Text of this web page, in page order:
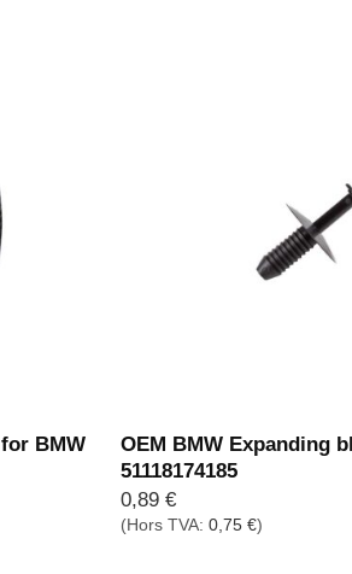
BMW
OEM BMW Expanding
51118174185
0,89€
(Hors TVA:0,75€)